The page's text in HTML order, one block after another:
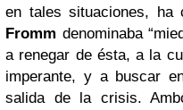
en tales situaciones, ha
Fromm denominaba
a renegar de ésta, a la
imperante, y a buscar
salida de la crisis.